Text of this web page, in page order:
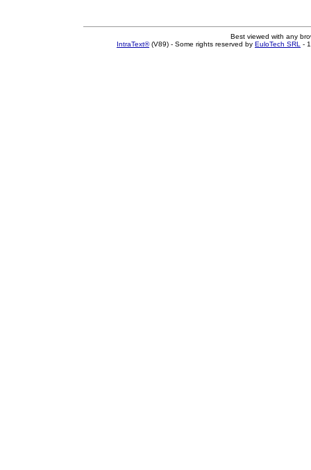
Best viewed with any
IntraText®(V89) - Some rights reserved by EuloTech SRL -